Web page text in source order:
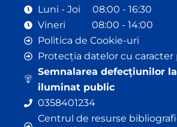
Luni - Joi 08:00 - 16:30
Vineri 08:00 - 14:00
Politica de Cookie-uri
Protecția datelor cu caracter
Semnalarea defecțiunilor
iluminat public
0358401234
Centrul de resurse